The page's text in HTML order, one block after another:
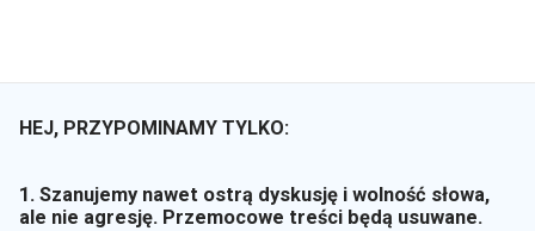
HEJ, PRZYPOMINAMY TYLKO:
1. Szanujemy nawet ostrą dyskusję i wolność słowa,
ale nie agresję. Przemocowe treści będą usuwane.